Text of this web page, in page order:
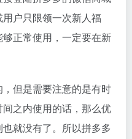
户只限领一次新人福
正常使用，一定要在新
但是需要注意的是有时
之内使用的话，那么优
就没有了。所以拼多多